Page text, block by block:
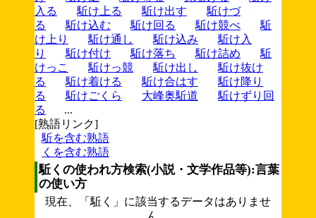
入る
駈け上る 駈け出す
駈けづ
る
駈け込む 駈け回る 駈け競べ
駈
け上り
駈け通し 駈け込み
駈け入
り
駈け付け 駈け落ち 駈け詰め
駈
けっこ
駈けっ競 駈け出し
駈け抜け
る
駈け着ける 駈け合はす
駈け降り
る
駈けごくら 大峰奥駈道
駈けずり回
る
...
[熟語リンク]
駈を含む熟語
くを含む熟語
駈くの使われ方検索(小説・文学作品等):言葉
の使い方
現在、「駈く」に該当するデータはありませ
ん。